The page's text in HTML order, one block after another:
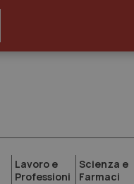
Lavoro e
Professioni
Scienza e
Farmaci